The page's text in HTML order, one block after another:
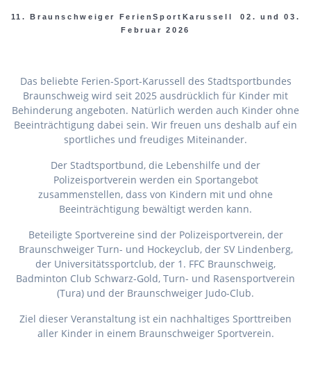
11. Braunschweiger FerienSportKarussell 02. und 03.
Februar 2026
Das beliebte Ferien-Sport-Karussell des Stadtsportbundes
Braunschweig wird seit 2025 ausdrücklich für Kinder mit
Behinderung angeboten. Natürlich werden auch Kinder ohne
Beeinträchtigung dabei sein. Wir freuen uns deshalb auf ein
sportliches und freudiges Miteinander.
Der Stadtsportbund, die Lebenshilfe und der
Polizeisportverein werden ein Sportangebot
zusammenstellen, dass von Kindern mit und ohne
Beeinträchtigung bewältigt werden kann.
Beteiligte Sportvereine sind der Polizeisportverein, der
Braunschweiger Turn- und Hockeyclub, der SV Lindenberg,
der Universitätssportclub, der 1. FFC Braunschweig,
Badminton Club Schwarz-Gold, Turn- und Rasensportverein
(Tura) und der Braunschweiger Judo-Club.
Ziel dieser Veranstaltung ist ein nachhaltiges Sporttreiben
aller Kinder in einem Braunschweiger Sportverein.